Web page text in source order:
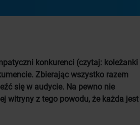
konkurenci (czytaj: koleżanki
Zbierając wszystko razem
się w audycie. Na pewno nie
witryny z tego powodu, że każda jest